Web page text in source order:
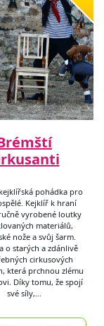
pohádka pro
Kejklíř k hraní
vyrobené loutky
materiálů,
nože a svůj šarm.
o starých a zdánlivě
cirkusových
která prchnou zlému
Díky tomu, že spojí
své síly,…